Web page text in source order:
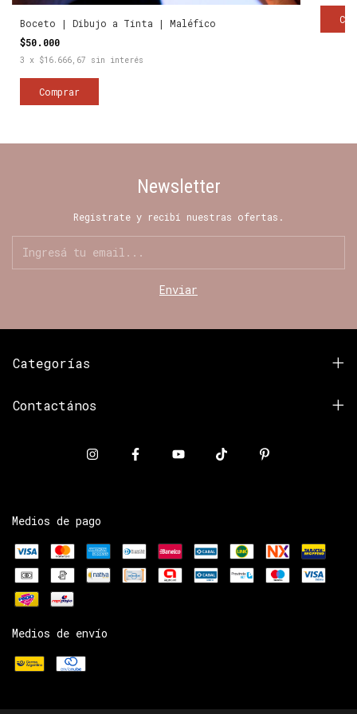
Boceto | Dibujo a Tinta | Maléfico
$50.000
3 x $16.666,67 sin interés
Newsletter
Registrate y recibí nuestras ofertas.
Categorías
Contactános
Medios de pago
Medios de envío